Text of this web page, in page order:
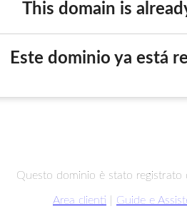
This domain is
Este dominio ya está
Questo dominio è stato registrato
Area clienti Guide e